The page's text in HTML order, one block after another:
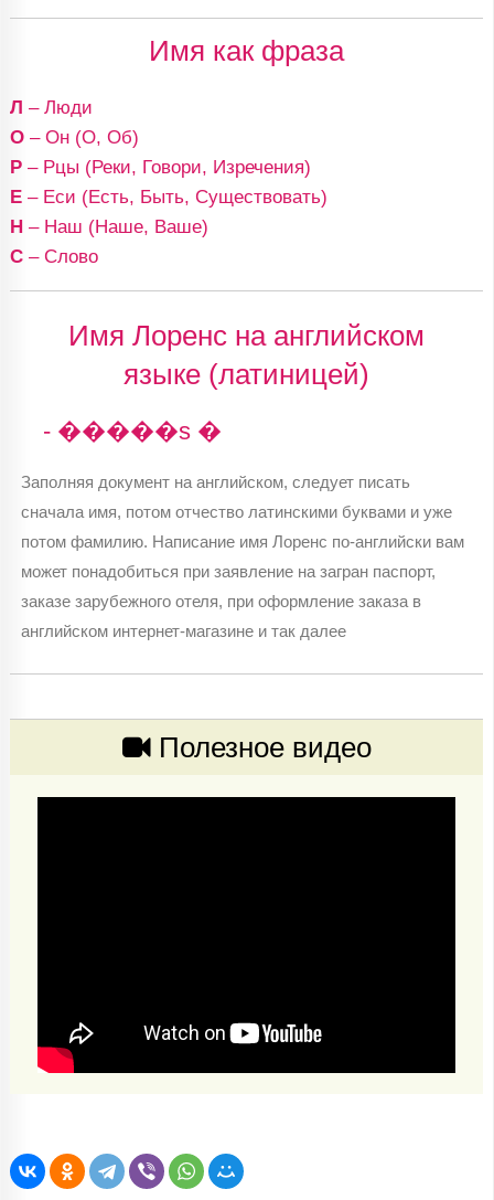
Имя как фраза
Л – Люди
О– Он (О, Об)
Р– Рцы (Реки, Говори, Изречения)
Е– Еси (Есть, Быть, Существовать)
Н– Наш (Наше, Ваше)
С– Слово
Имя Лоренс на английском
языке (латиницей)
- �����s �
Заполняя документ на английском, следует писать
сначала имя, потом отчество латинскими буквами и уже
потом фамилию. Написание имя Лоренс по-английски вам
может понадобиться при заявление на загран паспорт,
заказе зарубежного отеля, при оформление заказа в
английском интернет-магазине и так далее
Полезное видео